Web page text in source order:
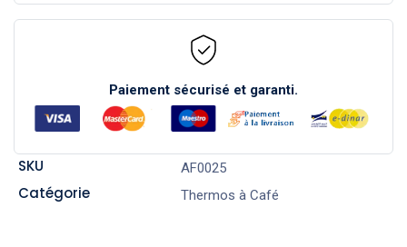
Paiement sécurisé et garanti.
SKU AF0025
Catégorie Thermos à Café